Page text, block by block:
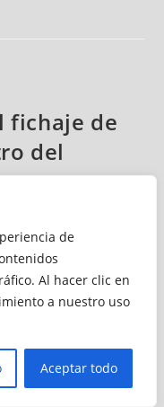
de
Al hacer clic en
a nuestro uso
Aceptar todo
fichaje de
del
en una escueta nota
foráneas que
club que preside
Desi e Irene